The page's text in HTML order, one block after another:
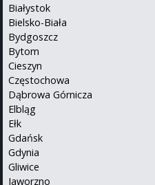
Białystok
Bielsko-Biała
Bydgoszcz
Bytom
Cieszyn
Częstochowa
Dąbrowa Górnicza
Elbląg
Ełk
Gdańsk
Gdynia
Gliwice
Jaworzno